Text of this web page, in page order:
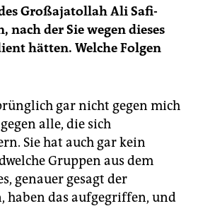
Großajatollah Ali Safi-
nach der Sie wegen dieses
hätten. Welche Folgen
gar nicht gegen mich
alle, die sich
Sie hat auch gar kein
Gruppen aus dem
genauer gesagt der
haben das aufgegriffen, und